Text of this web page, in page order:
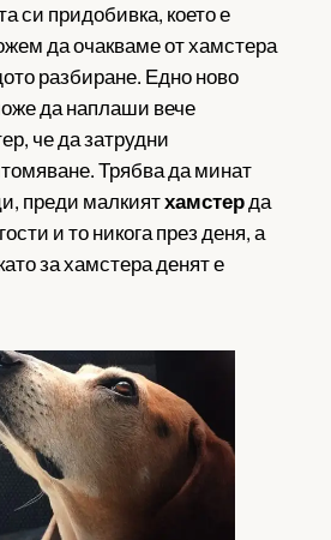
си придобивка, което е
да очакваме от хамстера
разбиране. Едно ново
да наплаши вече
че да затрудни
Трябва да минат
преди малкиятхамстерда
и то никога през деня, а
за хамстера денят е